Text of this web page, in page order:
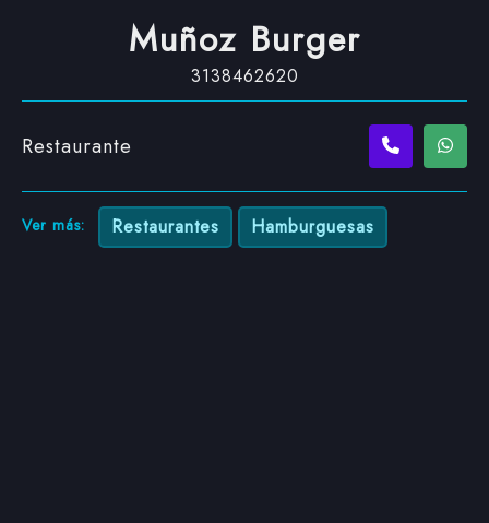
Muñoz Burger
3138462620
Restaurante
Ver más: Restaurantes Hamburguesas